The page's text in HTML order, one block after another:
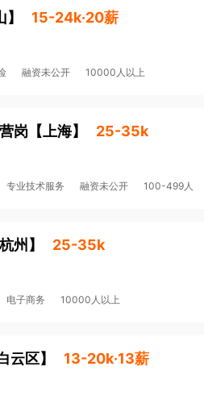
】 15-24k·20薪
融资未公开 10000人以上
岗 【 上海】 25-35k
专业技术服务 融资未公开 100-499人
杭州 】 25-35k
电子商务 10000人以上
云区】 13-20k·13薪